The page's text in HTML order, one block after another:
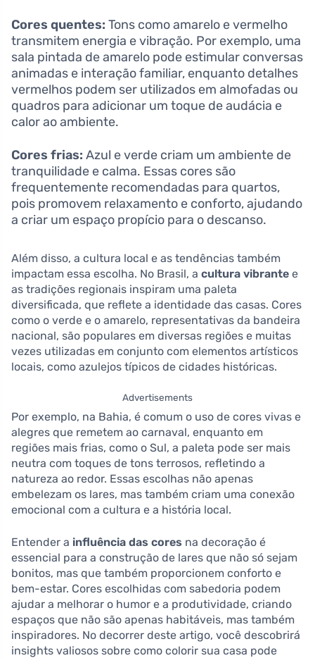
Cores quentes: Tons como amarelo e vermelho
transmitem energia e vibração. Por exemplo, uma
sala pintada de amarelo pode estimular conversas
animadas e interação familiar, enquanto detalhes
vermelhos podem ser utilizados em almofadas ou
quadros para adicionar um toque de audácia e
calor ao ambiente.
Cores frias: Azul e verde criam um ambiente de
tranquilidade e calma. Essas cores são
frequentemente recomendadas para quartos,
pois promovem relaxamento e conforto, ajudando
a criar um espaço propício para o descanso.
Além disso, a cultura local e as tendências também
impactam essa escolha. No Brasil, a cultura vibrante e
as tradições regionais inspiram uma paleta
diversificada, que reflete a identidade das casas. Cores
como o verde e o amarelo, representativas da bandeira
nacional, são populares em diversas regiões e muitas
vezes utilizadas em conjunto com elementos artísticos
locais, como azulejos típicos de cidades históricas.
Advertisements
Por exemplo, na Bahia, é comum o uso de cores vivas e
alegres que remetem ao carnaval, enquanto em
regiões mais frias, como o Sul, a paleta pode ser mais
neutra com toques de tons terrosos, refletindo a
natureza ao redor. Essas escolhas não apenas
embelezam os lares, mas também criam uma conexão
emocional com a cultura e a história local.
Entender a influência das cores na decoração é
essencial para a construção de lares que não só sejam
bonitos, mas que também proporcionem conforto e
bem-estar. Cores escolhidas com sabedoria podem
ajudar a melhorar o humor e a produtividade, criando
espaços que não são apenas habitáveis, mas também
inspiradores. No decorrer deste artigo, você descobrirá
insights valiosos sobre como colorir sua casa pode